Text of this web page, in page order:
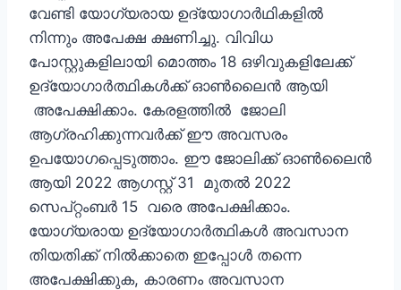
വേണ്ടി യോഗ്യരായ ഉദ്യോഗാര്‍ഥികളില്‍
നിന്നും അപേക്ഷ ക്ഷണിച്ചു. വിവിധ
പോസ്റ്റുകളിലായി മൊത്തം 18 ഒഴിവുകളിലേക്ക്
ഉദ്യോഗാര്‍ത്ഥികള്‍ക്ക് ഓണ്‍ലൈന്‍ ആയി
അപേക്ഷിക്കാം. കേരളത്തില്‍ ജോലി
ആഗ്രഹിക്കുന്നവര്‍ക്ക് ഈ അവസരം
ഉപയോഗപ്പെടുത്താം. ഈ ജോലിക്ക് ഓണ്‍ലൈന്‍
ആയി 2022 ആഗസ്റ്റ്‌ 31 മുതല്‍ 2022
സെപ്റ്റംബര്‍ 15 വരെ അപേക്ഷിക്കാം.
യോഗ്യരായ ഉദ്യോഗാര്‍ത്ഥികള്‍ അവസാന
തിയതിക്ക് നില്‍ക്കാതെ ഇപ്പോള്‍ തന്നെ
അപേക്ഷിക്കുക, കാരണം അവസാന